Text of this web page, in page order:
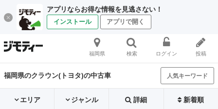
アプリならお得な情報を見逃さない！
インストール アプリで開く
福岡県 検索 ログイン 投稿
福岡県のクラウン(トヨタ)の中古車 人気キーワード
エリア ジャンル 詳細 新着順